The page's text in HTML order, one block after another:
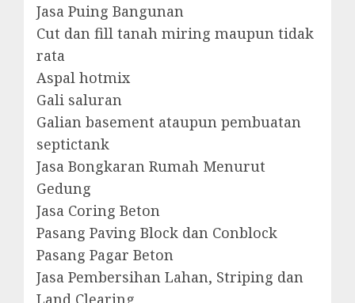
Jasa Puing Bangunan
Cut dan fill tanah miring maupun tidak
rata
Aspal hotmix
Gali saluran
Galian basement ataupun pembuatan
septictank
Jasa Bongkaran Rumah Menurut
Gedung
Jasa Coring Beton
Pasang Paving Block dan Conblock
Pasang Pagar Beton
Jasa Pembersihan Lahan, Striping dan